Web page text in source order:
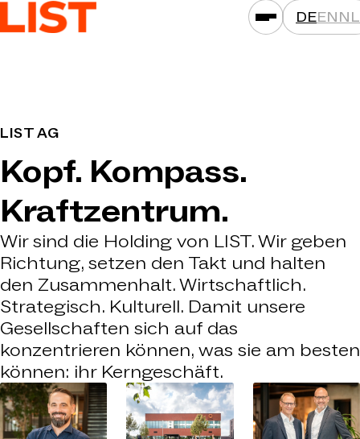
DEENNL
STANDORTE
PROJEKTE
NEWS
GESELLSCHAFTEN
DAS IST LIST
KARRIERE
KONTAKT
LIST AG
Kopf. Kompass.
Kraftzentrum.
Wir sind die Holding von LIST. Wir geben
Richtung, setzen den Takt und halten
den Zusammenhalt. Wirtschaftlich.
Strategisch. Kulturell. Damit unsere
Gesellschaften sich auf das
konzentrieren können, was sie am besten
können: ihr Kerngeschäft.